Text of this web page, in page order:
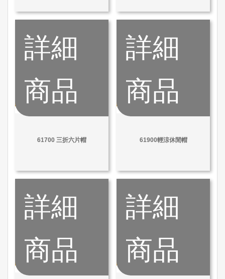
詳細
商品
61700 三折六片帽
詳細
商品
61900輕涼休閒帽
詳細
商品
詳細
商品